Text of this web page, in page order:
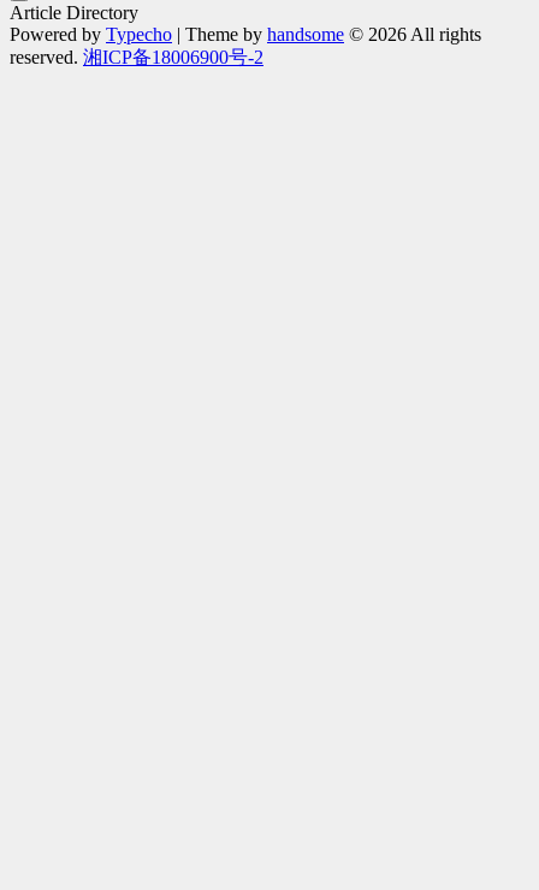
Article Directory
Powered by Typecho | Theme by handsome © 2026 All rights
reserved. 湘ICP备18006900号-2